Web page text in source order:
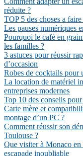
réduite ?
TOP 5 des choses a
Les pauses numériques
Pourquoi le café en
les familles ?
3 astuces pour réussir
d’occasion
Robes de cocktails pour
La location de matériel
entreprises modernes
Top 10 des conseils
Carte mère et
montage d’un PC ?
Comment réussir son
Toulouse ?
Que visiter à Monaco
escapade inoubliable